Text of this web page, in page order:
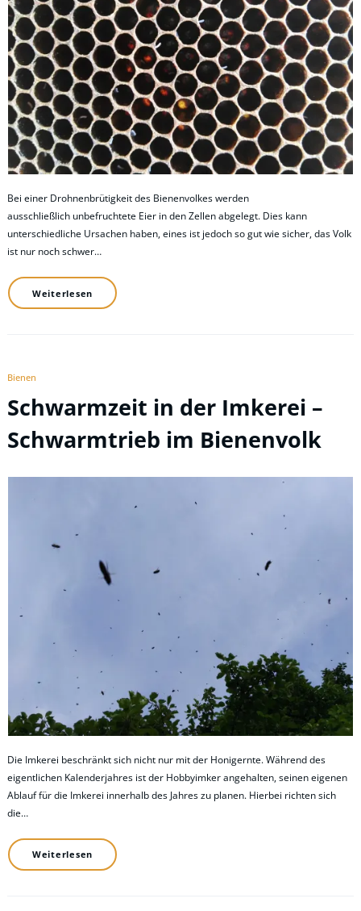
Bei einer Drohnenbrütigkeit des Bienenvolkes werden
ausschließlich unbefruchtete Eier in den Zellen abgelegt. Dies kann
unterschiedliche Ursachen haben, eines ist jedoch so gut wie sicher, das Volk
ist nur noch schwer…
Weiterlesen
Bienen
Schwarmzeit in der Imkerei –
Schwarmtrieb im Bienenvolk
Die Imkerei beschränkt sich nicht nur mit der Honigernte. Während des
eigentlichen Kalenderjahres ist der Hobbyimker angehalten, seinen eigenen
Ablauf für die Imkerei innerhalb des Jahres zu planen. Hierbei richten sich
die…
Weiterlesen